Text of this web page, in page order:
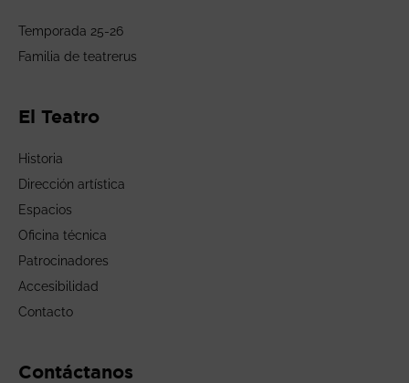
Temporada 25-26
Familia de teatrerus
El Teatro
Historia
Dirección artística
Espacios
Oficina técnica
Patrocinadores
Accesibilidad
Contacto
Contáctanos